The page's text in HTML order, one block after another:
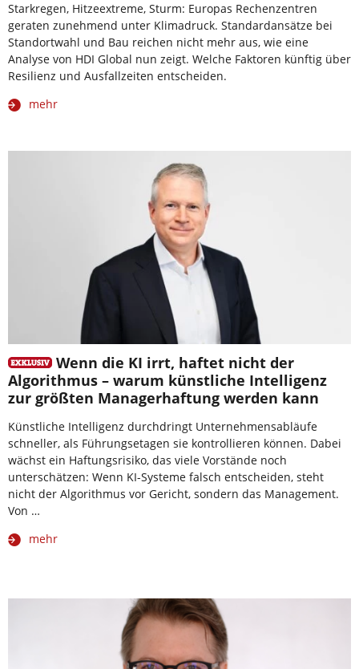
Starkregen, Hitzeextreme, Sturm: Europas Rechenzentren
geraten zunehmend unter Klimadruck. Standardansätze bei
Standortwahl und Bau reichen nicht mehr aus, wie eine
Analyse von HDI Global nun zeigt. Welche Faktoren künftig über
Resilienz und Ausfallzeiten entscheiden.
mehr
Wenn die KI irrt, haftet nicht der
Algorithmus – warum künstliche Intelligenz
zur größten Managerhaftung werden kann
Künstliche Intelligenz durchdringt Unternehmensabläufe
schneller, als Führungsetagen sie kontrollieren können. Dabei
wächst ein Haftungsrisiko, das viele Vorstände noch
unterschätzen: Wenn KI-Systeme falsch entscheiden, steht
nicht der Algorithmus vor Gericht, sondern das Management.
Von …
mehr